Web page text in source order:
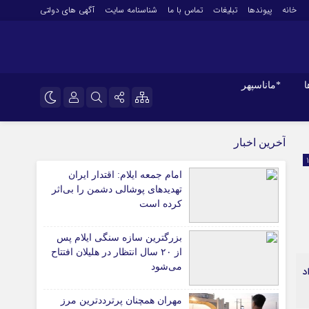
خانه پیوندها تبلیغات تماس با ما شناسنامه سایت آگهی های دولتی
*ماناسپهر
سروش
ایتا
نام کاربری یا نشانی ایمیل
مرا به خاطر بسپار
باشگاه پرسپولیس
باشگاه استقلال
ورزشهای رزمی
ورزش زنان
سایر حوزه ها
آخرین اخبار
امام جمعه ایلام: اقتدار ایران
تهدیدهای پوشالی دشمن را بی‌اثر
کرده است
بزرگترین سازه سنگی ایلام پس
از ۲۰ سال انتظار در هلیلان افتتاح
می‌شود
مهران همچنان پرترددترین مرز